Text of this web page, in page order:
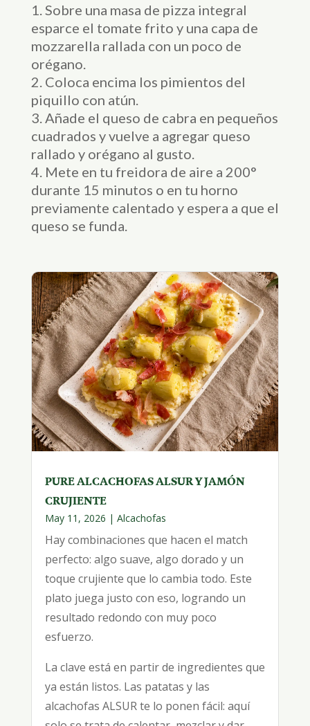
Sobre una masa de pizza integral
esparce el tomate frito y una capa de
mozzarella rallada con un poco de
orégano.
Coloca encima los pimientos del
piquillo con atún.
Añade el queso de cabra en pequeños
cuadrados y vuelve a agregar queso
rallado y orégano al gusto.
Mete en tu freidora de aire a 200°
durante 15 minutos o en tu horno
previamente calentado y espera a que el
queso se funda.
PURE ALCACHOFAS ALSUR Y JAMÓN
CRUJIENTE
May 11, 2026 | Alcachofas
Hay combinaciones que hacen el match
perfecto: algo suave, algo dorado y un
toque crujiente que lo cambia todo. Este
plato juega justo con eso, logrando un
resultado redondo con muy poco
esfuerzo.
La clave está en partir de ingredientes que
ya están listos. Las patatas y las
alcachofas ALSUR te lo ponen fácil: aquí